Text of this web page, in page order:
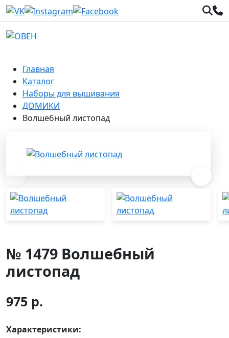
Главная
Каталог
Наборы для вышивания
ДОМИКИ
Волшебный листопад
№ 1479 Волшебный
листопад
975 р.
Характеристики: